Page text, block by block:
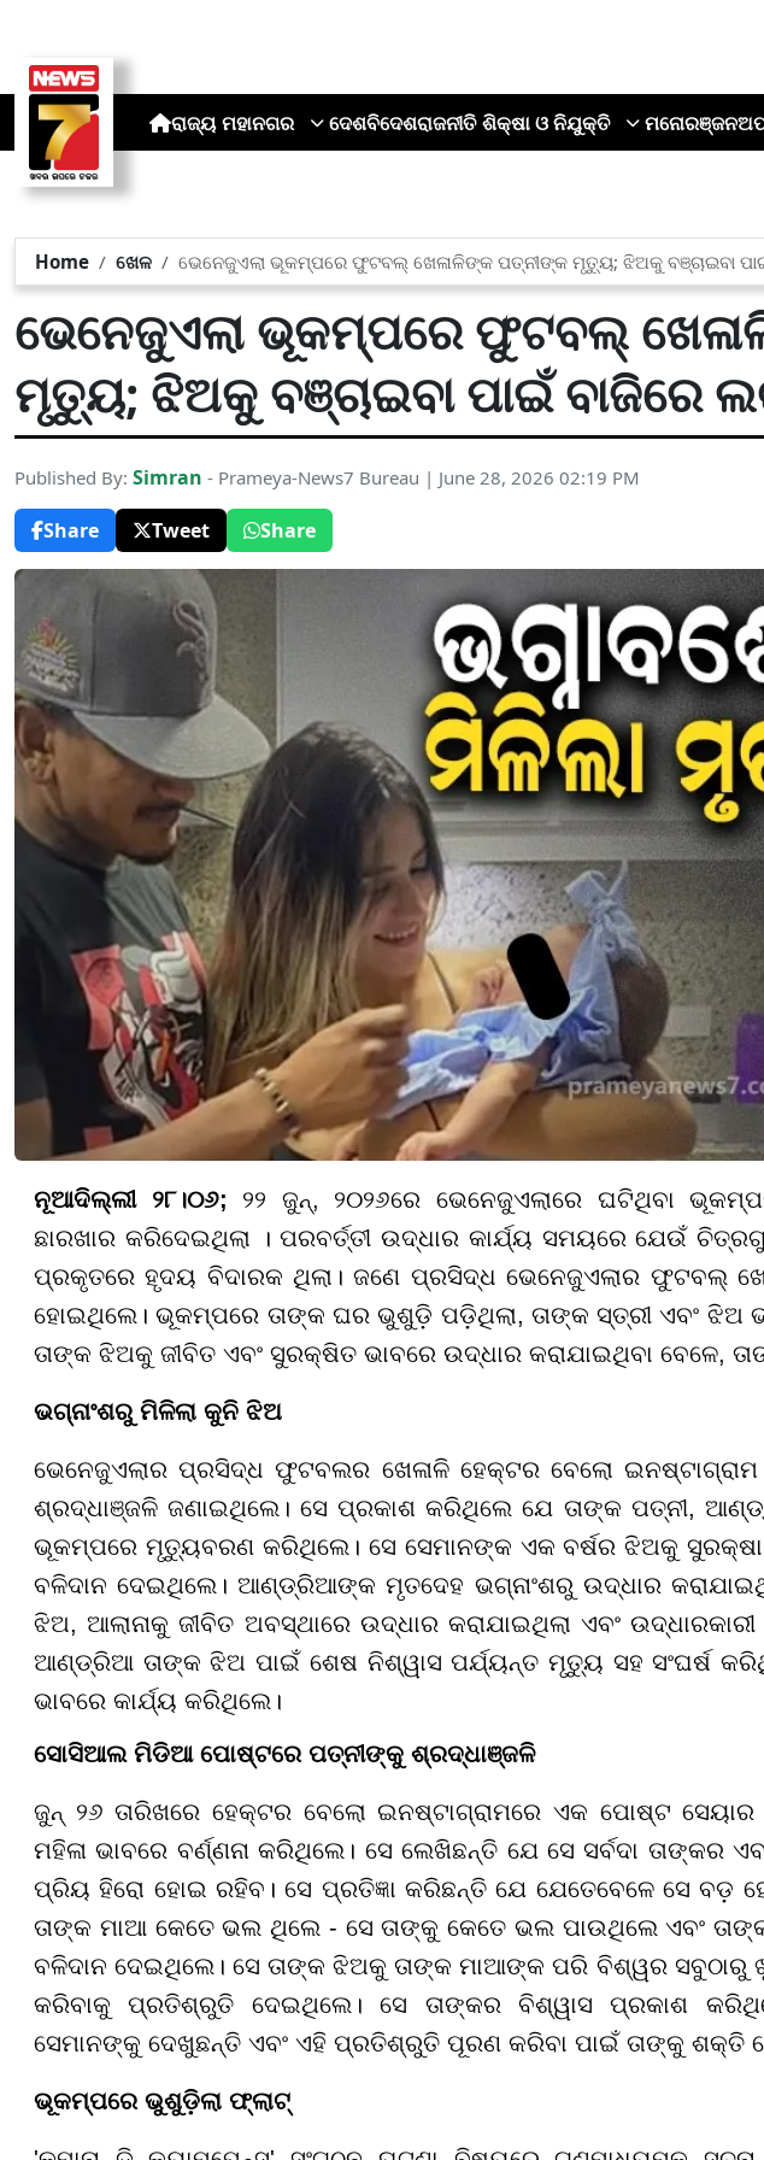
ରାଜ୍ୟ ମହାନଗର ଦେଶବିଦେଶରାଜନୀତି ଶିକ୍ଷା ଓ ନିଯୁକ୍ତି ମନୋରଞ୍ଜନ
Home ଖେଳ ଭେନେଜୁଏଲା ଭୂକମ୍ପରେ ଫୁଟବଲ୍ ଖେଳାଳିଙ୍କ ପତ୍ନୀଙ୍କ ମୃତ୍ୟୁ; ଝିଅକୁ ବଞ୍ଚାଇବା
ଭେନେଜୁଏଲା ଭୂକମ୍ପରେ ଫୁଟବଲ୍
ମୃତ୍ୟୁ; ଝିଅକୁ ବଞ୍ଚାଇବା ପାଇଁ ବାଜିରେ
Published By: Simran - Prameya-News7 Bureau | June 28, 2026 02:19 PM
Share
Tweet Share
ନୂଆଦିଲ୍ଲୀ ୨୮।୦୬; ୨୨ ଜୁନ୍, ୨୦୨୬ରେ ଭେନେଜୁଏଲାରେ ଘଟିଥିବା
ଛାରଖାର କରିଦେଇଥିଲା । ପରବର୍ତ୍ତୀ ଉଦ୍ଧାର କାର୍ଯ୍ୟ ସମୟରେ ଯେଉଁ
ପ୍ରକୃତରେ ହୃଦୟ ବିଦାରକ ଥିଲା। ଜଣେ ପ୍ରସିଦ୍ଧ ଭେନେଜୁଏଲାର ଫୁଟବଲ୍
ହୋଇଥିଲେ। ଭୂକମ୍ପରେ ତାଙ୍କ ଘର ଭୁଶୁଡ଼ି ପଡ଼ିଥିଲା, ତାଙ୍କ ସ୍ତ୍ରୀ ଏବଂ ଝିଅ
ତାଙ୍କ ଝିଅକୁ ଜୀବିତ ଏବଂ ସୁରକ୍ଷିତ ଭାବରେ ଉଦ୍ଧାର କରାଯାଇଥିବା ବେଳେ,
ଭଗ୍ନାଂଶରୁ ମିଳିଲା କୁନି ଝିଅ
ଭେନେଜୁଏଲାର ପ୍ରସିଦ୍ଧ ଫୁଟବଲର ଖେଳାଳି ହେକ୍ଟର ବେଲୋ
ଶ୍ରଦ୍ଧାଞ୍ଜଳି ଜଣାଇଥିଲେ। ସେ ପ୍ରକାଶ କରିଥିଲେ ଯେ ତାଙ୍କ ପତ୍ନୀ,
ଭୂକମ୍ପରେ ମୃତ୍ୟୁବରଣ କରିଥିଲେ। ସେ ସେମାନଙ୍କ ଏକ ବର୍ଷର ଝିଅକୁ ସୁରକ୍ଷା
ବଳିଦାନ ଦେଇଥିଲେ। ଆଣ୍ଡ୍ରିଆଙ୍କ ମୃତଦେହ ଭଗ୍ନାଂଶରୁ ଉଦ୍ଧାର
ଝିଅ, ଆଲାନାକୁ ଜୀବିତ ଅବସ୍ଥାରେ ଉଦ୍ଧାର କରାଯାଇଥିଲା ଏବଂ
ଆଣ୍ଡ୍ରିଆ ତାଙ୍କ ଝିଅ ପାଇଁ ଶେଷ ନିଶ୍ୱାସ ପର୍ଯ୍ୟନ୍ତ ମୃତ୍ୟୁ ସହ ସଂଘର୍ଷ
ଭାବରେ କାର୍ଯ୍ୟ କରିଥିଲେ।
ସୋସିଆଲ ମିଡିଆ ପୋଷ୍ଟରେ ପତ୍ନୀଙ୍କୁ ଶ୍ରଦ୍ଧାଞ୍ଜଳି
ଜୁନ୍ ୨୬ ତାରିଖରେ ହେକ୍ଟର ବେଲୋ ଇନଷ୍ଟାଗ୍ରାମରେ ଏକ ପୋଷ୍ଟ
ମହିଳା ଭାବରେ ବର୍ଣ୍ଣନା କରିଥିଲେ। ସେ ଲେଖିଛନ୍ତି ଯେ ସେ ସର୍ବଦା ତାଙ୍କର
ପ୍ରିୟ ହିରୋ ହୋଇ ରହିବ। ସେ ପ୍ରତିଜ୍ଞା କରିଛନ୍ତି ଯେ ଯେତେବେଳେ ସେ ବଡ଼
ତାଙ୍କ ମାଆ କେତେ ଭଲ ଥିଲେ - ସେ ତାଙ୍କୁ କେତେ ଭଲ ପାଉଥିଲେ ଏବଂ
ବଳିଦାନ ଦେଇଥିଲେ। ସେ ତାଙ୍କ ଝିଅକୁ ତାଙ୍କ ମାଆଙ୍କ ପରି ବିଶ୍ୱର ସବୁଠାରୁ
କରିବାକୁ ପ୍ରତିଶ୍ରୁତି ଦେଇଥିଲେ। ସେ ତାଙ୍କର ବିଶ୍ୱାସ ପ୍ରକାଶ
ସେମାନଙ୍କୁ ଦେଖୁଛନ୍ତି ଏବଂ ଏହି ପ୍ରତିଶ୍ରୁତି ପୂରଣ କରିବା ପାଇଁ ତାଙ୍କୁ ଶକ୍ତି
ଭୂକମ୍ପରେ ଭୁଶୁଡ଼ିଲା ଫ୍ଲାଟ୍